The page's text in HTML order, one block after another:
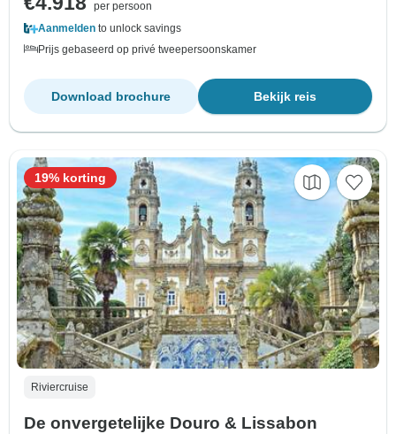
per persoon
Aanmelden to unlock savings
Prijs gebaseerd op privé tweepersoonskamer
Bekijk reis
Download brochure
Riviercruise
De onvergetelijke Douro & Lissabon
19% korting